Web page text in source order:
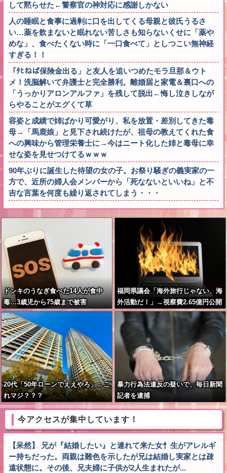
して黙らせた←警察官の神対応に感謝しかない
人の睡眠と食事に過剰に口を出してくる母親と彼氏うるさ
い…薬を飲まないと眠れない苦しさも知らないくせに「薬や
めな」、食べたくない時に「一口食べて」としつこい無神経
すぎる！！
「ﾀﾋねば保険金出る」と友人を追いつめたモラ旦那＆ウト
メ！洗脳解いて弁護士と完全勝利。離婚届と家電＆裏口への
「うっかりアロンアルファ」を残して脱出←悔し泣きしなが
らやることがエグくて草
容姿と成績で姉ばかり可愛がり、私を放置・差別してきた毒
母→「馬鹿娘」と見下され続けたが、祖母の教えてくれた食
への興味から管理栄養士に→今はニート化した姉と毒母に幸
せな姿を見せつけてるｗｗｗ
90年ぶりに誕生した待望の女の子。お祭り騒ぎの義実家の一
方で、近所の婦人会メンバーから「死なないといいね」と不
吉な言葉を何度も繰り返されてしまう・・・
ドンキのうなぎ食べた14人が食中
毒…3歳児から75歳まで被害
福岡県議会「海外旅行じゃない、海
外活動だ！」→視察費2.65億円公開
で再炎上ｗｗｗ
20代「50年ローンでええやろ」←こ
れマジ？？？
暴力行為法違反の疑いで、毎日新聞
記者を逮捕
今アクセスが集中しています！
【呆然】 兄が『結婚したい』と連れて来た女忄生がアレルギ
ー持ちだった。両親は難色を示したが兄は結婚し実家とは疎
遠状態に。その後、兄夫婦に子供が2人生まれたが...